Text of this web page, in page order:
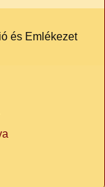
és Emlékezet